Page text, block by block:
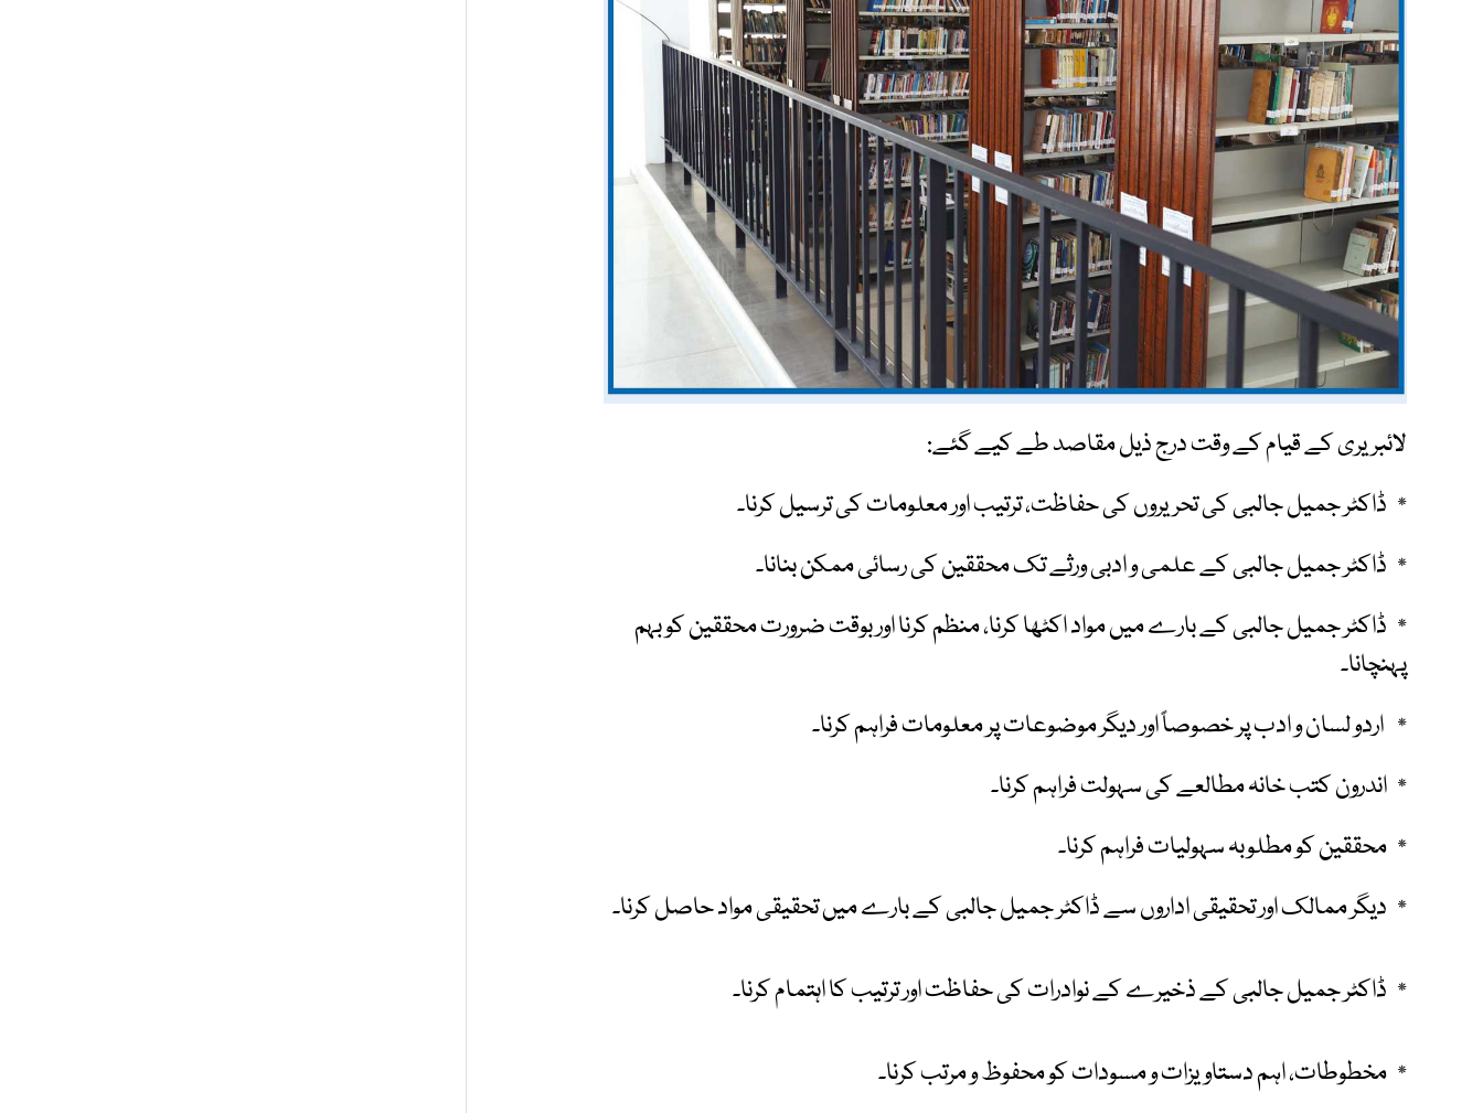
لائبریری کے قیام کے وقت درج ذیل مقاصد طے کیے گئے:
٭ ڈاکٹر جمیل جالبی کی تحریروں کی حفاظت، ترتیب اور معلومات کی ترسیل کرنا۔
٭ ڈاکٹر جمیل جالبی کے علمی و ادبی ورثے تک محققین کی رسائی ممکن بنانا۔
٭ ڈاکٹر جمیل جالبی کے بارے میں مواد اکٹھا کرنا، منظم کرنا اور بوقت ضرورت محققین کو بہم
پہنچانا۔
٭ اردو لسان و ادب پر خصوصاً اور دیگر موضوعات پر معلومات فراہم کرنا۔
٭ اندرون کتب خانہ مطالعے کی سہولت فراہم کرنا۔
٭ محققین کو مطلوبہ سہولیات فراہم کرنا۔
٭ دیگر ممالک اور تحقیقی اداروں سے ڈاکٹر جمیل جالبی کے بارے میں تحقیقی مواد حاصل کرنا۔
٭ ڈاکٹر جمیل جالبی کے ذخیرے کے نوادرات کی حفاظت اور ترتیب کا اہتمام کرنا۔
٭ مخطوطات، اہم دستاویزات و مسودات کو محفوظ و مرتب کرنا۔